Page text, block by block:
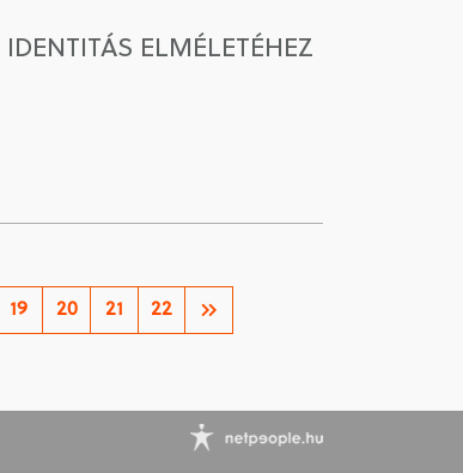
ELMÉLETÉHEZ
19 20 21 22